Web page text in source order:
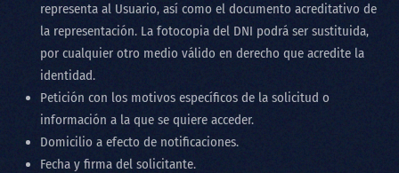
representa al Usuario, así como el documento acreditativo de
la representación. La fotocopia del DNI podrá ser sustituida,
por cualquier otro medio válido en derecho que acredite la
identidad.
Petición con los motivos específicos de la solicitud o
información a la que se quiere acceder.
Domicilio a efecto de notificaciones.
Fecha y firma del solicitante.